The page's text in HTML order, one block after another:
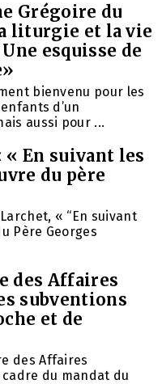
Grégoire du
liturgie et la vie
esquisse de
bienvenu pour les
d’un
aussi pour ...
« En suivant les
du père
« “En suivant
Père Georges
des Affaires
subventions
et de
des Affaires
du mandat du